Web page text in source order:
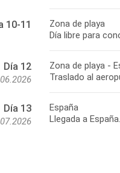
10-11
Zona de playa
Día libre para
Día 12
Zona de playa -
Traslado al
Día 13
España
Llegada a España.